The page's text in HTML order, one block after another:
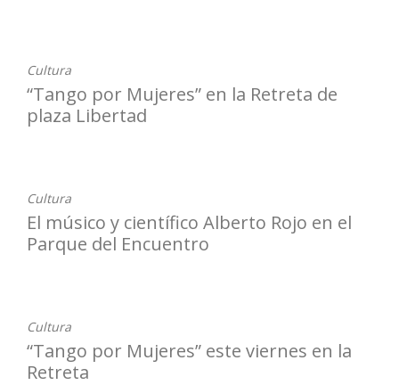
Cultura
“Tango por Mujeres” en la Retreta de
plaza Libertad
Cultura
El músico y científico Alberto Rojo en el
Parque del Encuentro
Cultura
“Tango por Mujeres” este viernes en la
Retreta